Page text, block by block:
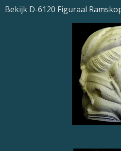
Bekijk D-6120 Figuraal